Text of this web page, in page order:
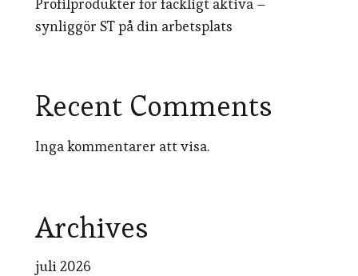
Profilprodukter för fackligt aktiva –
synliggör ST på din arbetsplats
Recent Comments
Inga kommentarer att visa.
Archives
juli 2026